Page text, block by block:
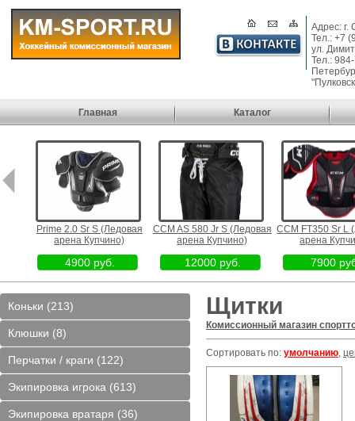
Адрес: г.
Тел.: +7
ул.
Тел.:
Главная Каталог
Prime 2.0 Sr S (Ледовая
арена Купчино)
4900 руб.
CCM AS 580 Jr S (Ледовая
арена Купчино)
12000 руб.
CCM FT350 Sr L
арена
7900
CCM Tacks 210 Combo M (
Ледовая арена Купчино)
16900 руб.
Efsi Neo Jr L (Север парк
3000 руб.
парк
Коньки (213)
Клюшки (8)
Перчатки / краги (122)
Экипировка игрока (613)
Экипировка вратаря (36)
Щитки
Комиссионный магазин
Сортировать по: умолчанию,